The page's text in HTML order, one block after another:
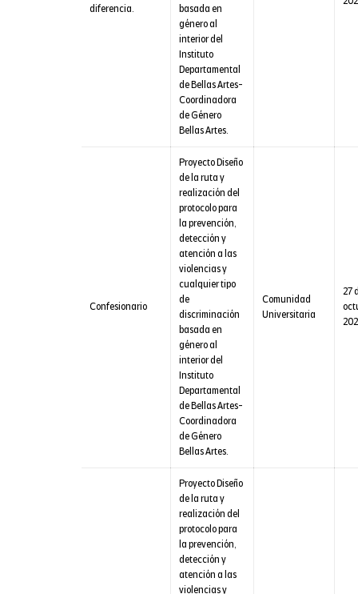
diferencia.
basada en
género al
interior del
Instituto
Departamental
de Bellas Artes-
Coordinadora
de Género
Bellas Artes.
Confesionario
Proyecto Diseño
de la ruta y
realización del
protocolo para
la prevención,
detección y
atención a las
violencias y
cualquier tipo
de
discriminación
basada en
género al
interior del
Instituto
Departamental
de Bellas Artes-
Coordinadora
de Género
Bellas Artes.
Comunidad
Universitaria
27
Proyecto Diseño
de la ruta y
realización del
protocolo para
la prevención,
detección y
atención a las
violencias y